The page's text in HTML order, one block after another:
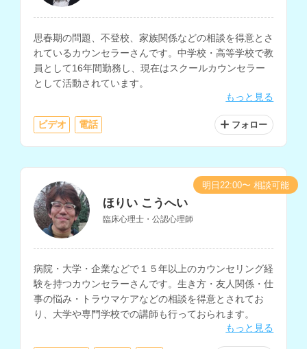
思春期の問題、不登校、家族関係などの相談を得意とさ
れているカウンセラーさんです。中学校・高等学校で教
員として16年間勤務し、現在はスクールカウンセラー
として活動されています。
もっと見る
ビデオ 電話 フォロー
ほりい こうへい
臨床心理士・公認心理師
病院・大学・企業などで１５年以上のカウンセリング経
験を持つカウンセラーさんです。生き方・友人関係・仕
事の悩み・トラウマケアなどの相談を得意とされてお
り、大学や専門学校での講師も行っておられます。
もっと見る
明日22:00〜 相談可能